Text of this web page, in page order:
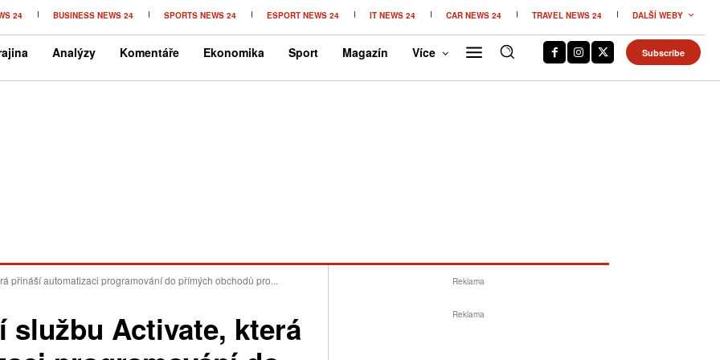
24 BUSINESS NEWS 24 SPORTS NEWS 24 ESPORT NEWS 24 IT NEWS 24 CAR NEWS 24 TRAVEL NEWS 24 DALŠÍ WEBY
Analýzy Komentáře Ekonomika Sport Magazín Více Subscribe
přináší automatizaci programování do přímých obchodů pro...
službu Activate, která
Reklama
Reklama